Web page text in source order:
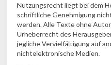
Nutzungsrecht liegt bei dem
schriftliche Genehmigung
werden. Alle Texte ohne
Urheberrecht des
jegliche Vervielfältigung auf
nichtelektronische Medien.